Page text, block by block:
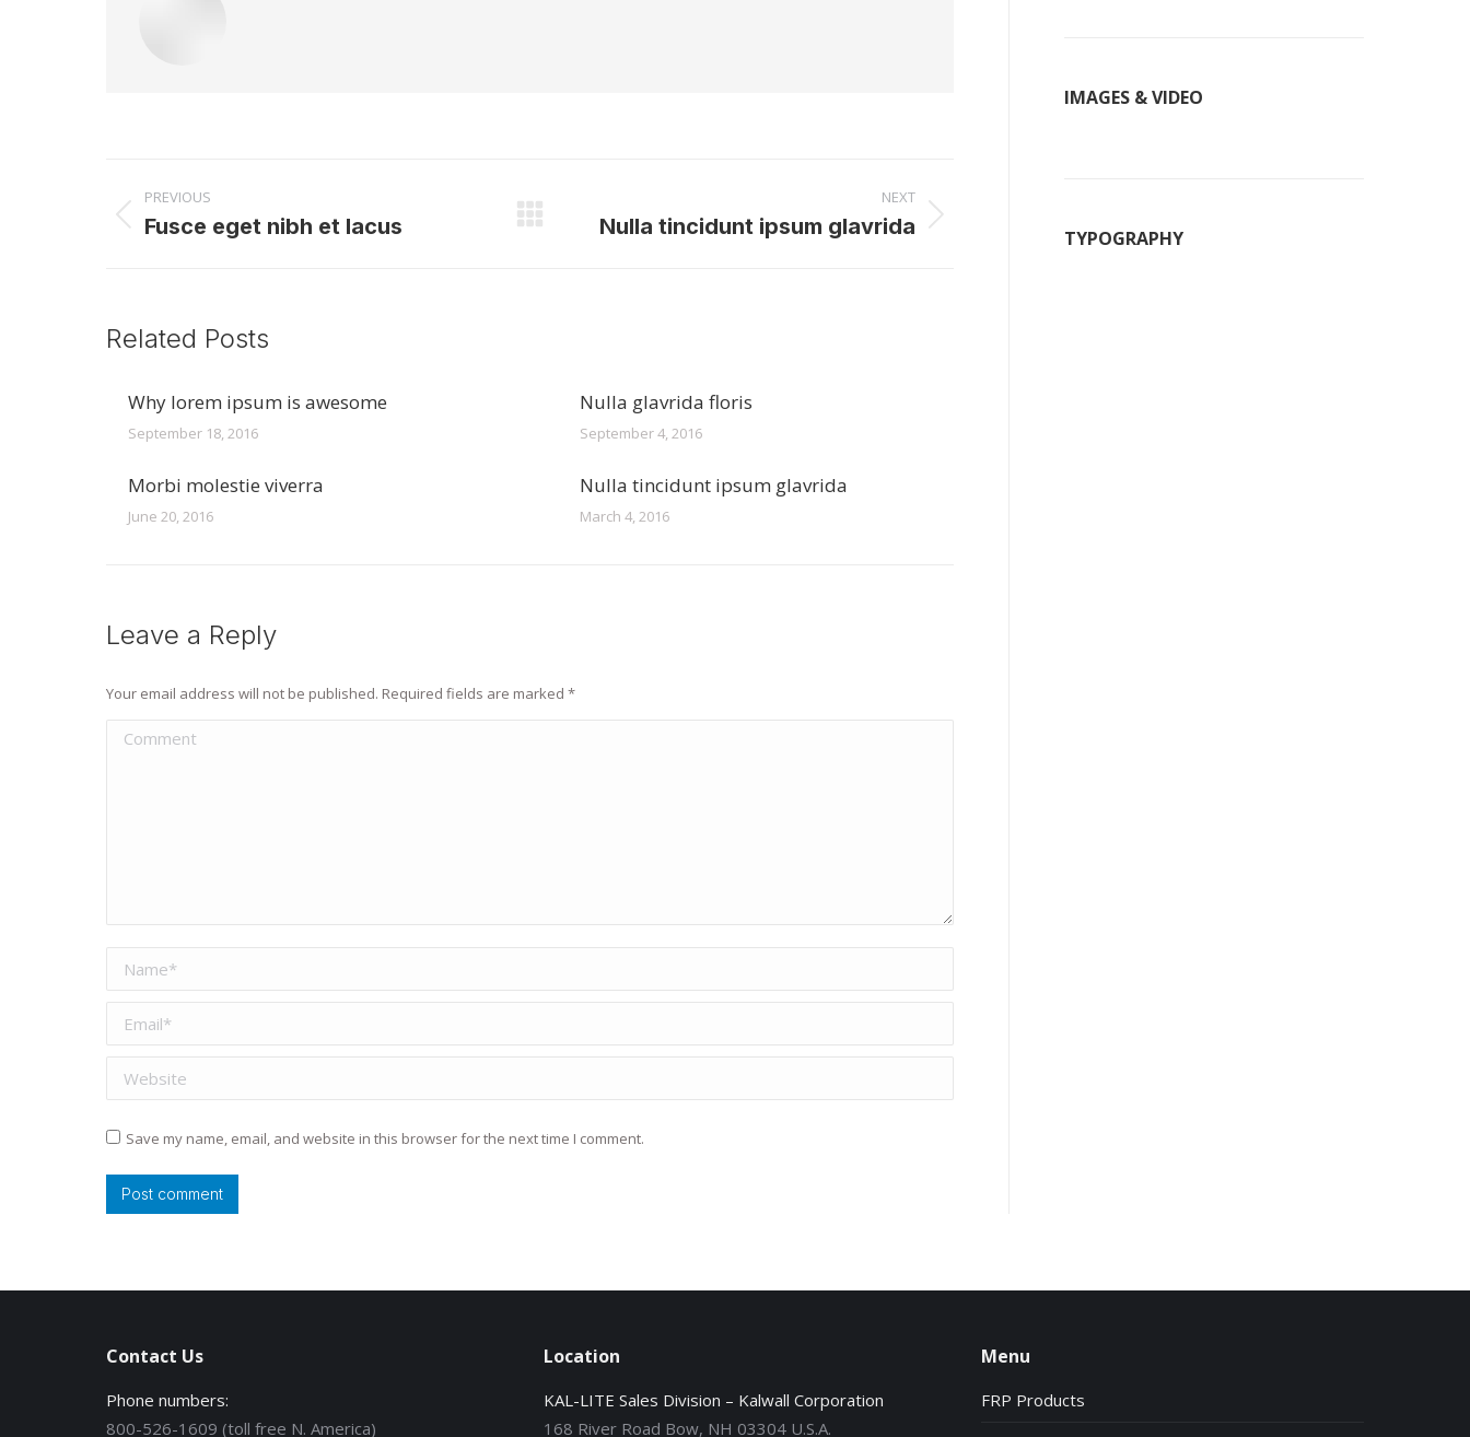
Post
navigation
PREVIOUS
Previous
Fusce eget nibh et lacus
NEXT
NextNulla tincidunt ipsum glavrida
Related Posts
Why lorem ipsum is awesome
September 18, 2016
Nulla glavrida floris
September 4, 2016
Morbi molestie viverra
June 20, 2016
Nulla tincidunt ipsum glavrida
March 4, 2016
Leave a Reply
Your email address will not be published. Required fields are marked *
Comment
Name *
Email *
Website
Save my name, email, and website in this browser for the next time I comment.
Post comment
IMAGES & VIDEO
TYPOGRAPHY
Contact Us
Phone numbers:
800-526-1609 (toll free N. America)
Location
KAL-LITE Sales Division – Kalwall Corporation
168 River Road Bow, NH 03304 U.S.A.
Menu
FRP Products